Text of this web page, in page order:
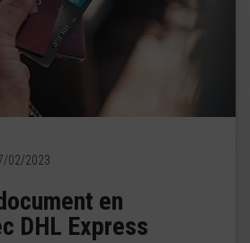
02/2023
en
DHL Express